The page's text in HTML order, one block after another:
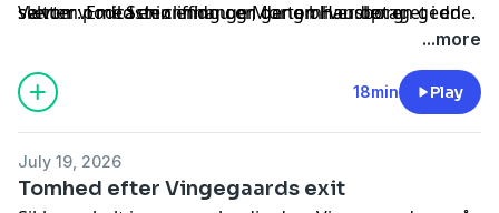
selvom podcasten endnu en gang bliver optaget i en
slutter vi med en cliffhanger, der omhandler en gedde.
Værter: Emil Schiønning og Morten Hausborg
...more
18min Play
July 19, 2026
Tomhed efter Vingegaards exit